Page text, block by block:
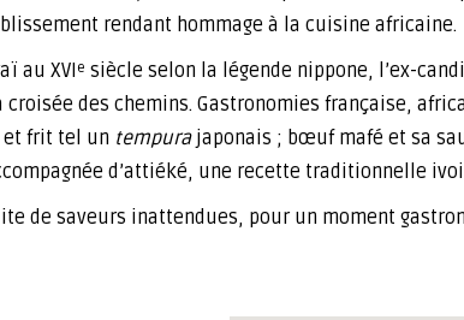
rendant hommage à la cuisine africaine.
au XVI e siècle selon la légende nippone, l’ex-
croisée des chemins. Gastronomies française,
et frit tel un tempurajaponais ; bœuf mafé et sa
d’attiéké, une recette traditionnelle
de saveurs inattendues, pour un moment